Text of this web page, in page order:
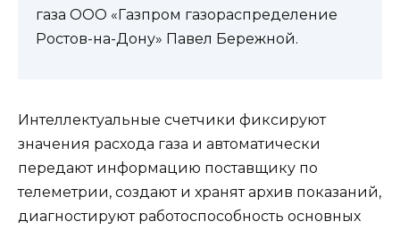
газа ООО «Газпром газораспределение
Ростов-на-Дону» Павел Бережной.
Интеллектуальные счетчики фиксируют
значения расхода газа и автоматически
передают информацию поставщику по
телеметрии, создают и хранят архив показаний,
диагностируют работоспособность основных